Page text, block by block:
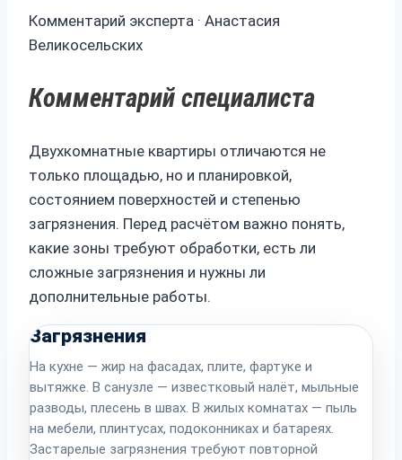
Комментарий эксперта · Анастасия
Великосельских
Комментарий специалиста
Двухкомнатные квартиры отличаются не
только площадью, но и планировкой,
состоянием поверхностей и степенью
загрязнения. Перед расчётом важно понять,
какие зоны требуют обработки, есть ли
сложные загрязнения и нужны ли
дополнительные работы.
Загрязнения
На кухне — жир на фасадах, плите, фартуке и
вытяжке. В санузле — известковый налёт, мыльные
разводы, плесень в швах. В жилых комнатах — пыль
на мебели, плинтусах, подоконниках и батареях.
Застарелые загрязнения требуют повторной